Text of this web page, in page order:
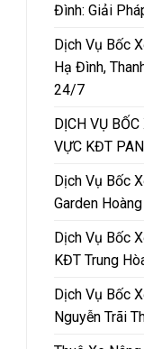
Đình: Giải
Dịch Vụ Bốc
Hạ Đình,
24/7
DỊCH VỤ
VỰC KĐT
Dịch Vụ Bốc
Garden
Dịch Vụ Bốc
KĐT Trung
Dịch Vụ Bốc
Nguyễn Trãi